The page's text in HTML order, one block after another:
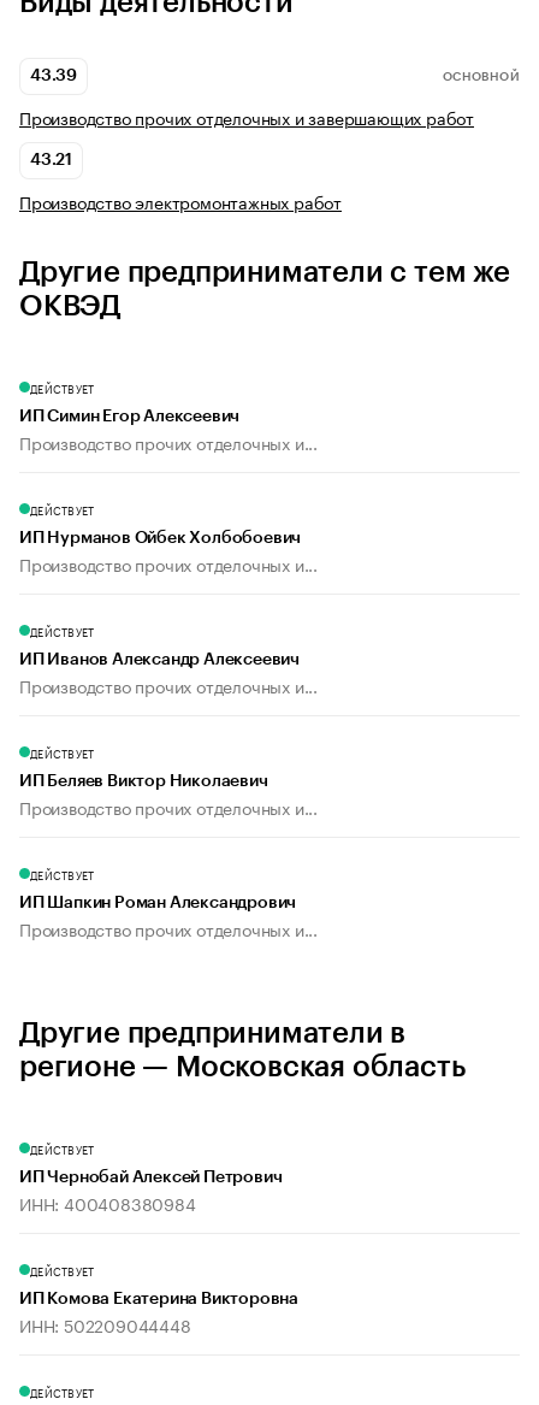
43.39 ОСНОВНОЙ
Производство прочих отделочных и завершающих работ
43.21
Производство электромонтажных работ
Другие предприниматели с тем же
ОКВЭД
ДЕЙСТВУЕТ
ИП Симин Егор Алексеевич
Производство прочих отделочных и...
ДЕЙСТВУЕТ
ИП Нурманов Ойбек Холбобоевич
Производство прочих отделочных и...
ДЕЙСТВУЕТ
ИП Иванов Александр Алексеевич
Производство прочих отделочных и...
ДЕЙСТВУЕТ
ИП Беляев Виктор Николаевич
Производство прочих отделочных и...
ДЕЙСТВУЕТ
ИП Шапкин Роман Александрович
Производство прочих отделочных и...
Другие предприниматели в
регионе — Московская область
ДЕЙСТВУЕТ
ИП Чернобай Алексей Петрович
ИНН: 400408380984
ДЕЙСТВУЕТ
ИП Комова Екатерина Викторовна
ИНН: 502209044448
ДЕЙСТВУЕТ